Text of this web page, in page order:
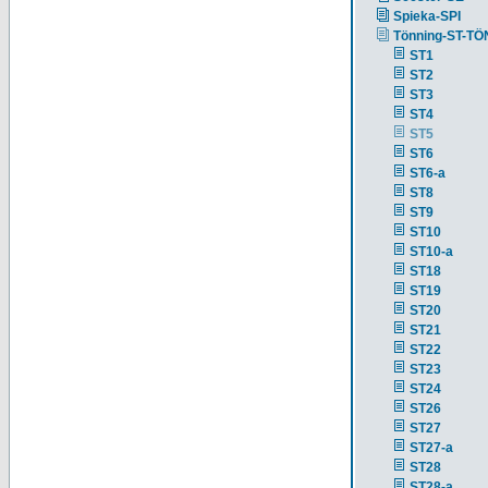
Spieka-SPI
Tönning-ST-
ST1
ST2
ST3
ST4
ST5
ST6
ST6-a
ST8
ST9
ST10
ST10-a
ST18
ST19
ST20
ST21
ST22
ST23
ST24
ST26
ST27
ST27-a
ST28